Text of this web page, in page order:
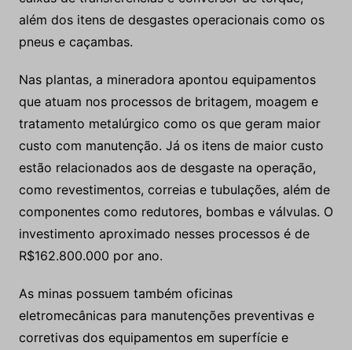
além dos itens de desgastes operacionais como os
pneus e caçambas.
Nas plantas, a mineradora apontou equipamentos
que atuam nos processos de britagem, moagem e
tratamento metalúrgico como os que geram maior
custo com manutenção. Já os itens de maior custo
estão relacionados aos de desgaste na operação,
como revestimentos, correias e tubulações, além de
componentes como redutores, bombas e válvulas. O
investimento aproximado nesses processos é de
R$162.800.000 por ano.
As minas possuem também oficinas
eletromecânicas para manutenções preventivas e
corretivas dos equipamentos em superfície e